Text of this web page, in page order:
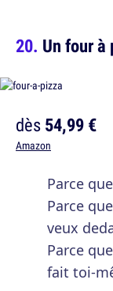
Un four
dès54,99 €
Amazon
Parce
Parce
veux
Parce
fait toi-